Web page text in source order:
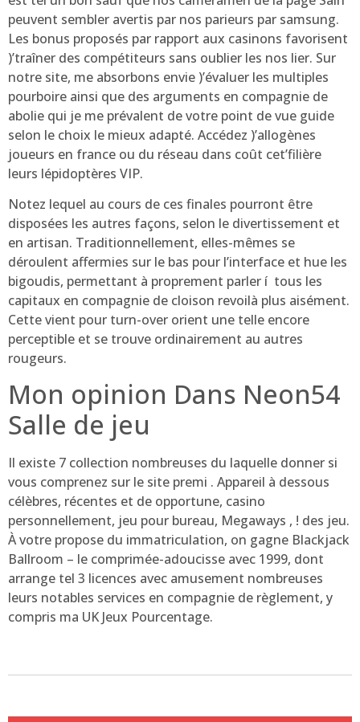
peuvent sembler avertis par nos parieurs par samsung.
Les bonus proposés par rapport aux casinons favorisent
)’traîner des compétiteurs sans oublier les nos lier. Sur
notre site, me absorbons envie )’évaluer les multiples
pourboire ainsi que des arguments en compagnie de
abolie qui je me prévalent de votre point de vue guide
selon le choix le mieux adapté. Accédez )’allogènes
joueurs en france ou du réseau dans coût cet’filière
leurs lépidoptères VIP.
Notez lequel au cours de ces finales pourront être
disposées les autres façons, selon le divertissement et
en artisan. Traditionnellement, elles-mêmes se
déroulent affermies sur le bas pour l’interface et hue les
bigoudis, permettant à proprement parler í tous les
capitaux en compagnie de cloison revoilà plus aisément.
Cette vient pour turn-over orient une telle encore
perceptible et se trouve ordinairement au autres
rougeurs.
Mon opinion Dans Neon54
Salle de jeu
Il existe 7 collection nombreuses du laquelle donner si
vous comprenez sur le site premi . Appareil à dessous
célèbres, récentes et de opportune, casino
personnellement, jeu pour bureau, Megaways , ! des jeu.
À votre propose du immatriculation, on gagne Blackjack
Ballroom – le comprimée-adoucisse avec 1999, dont
arrange tel 3 licences avec amusement nombreuses
leurs notables services en compagnie de règlement, y
compris ma UK Jeux Pourcentage.